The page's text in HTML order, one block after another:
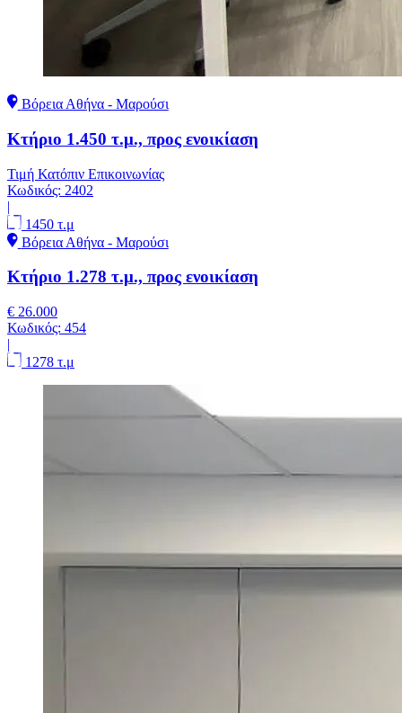
Βόρεια Αθήνα - Μαρούσι
Κτήριο 1.450 τ.μ., προς ενοικίαση
Τιμή Κατόπιν Επικοινωνίας
Κωδικός: 2402
|
1450 τ.μ
Βόρεια Αθήνα - Μαρούσι
Κτήριο 1.278 τ.μ., προς ενοικίαση
€ 26.000
Κωδικός: 454
|
1278 τ.μ